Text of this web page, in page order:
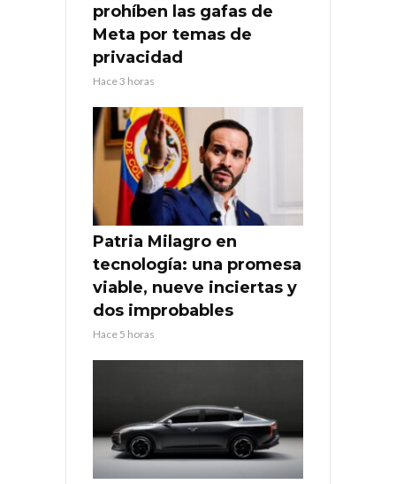
prohíben las gafas de
Meta por temas de
privacidad
Hace 3 horas
Patria Milagro en
tecnología: una promesa
viable, nueve inciertas y
dos improbables
Hace 5 horas